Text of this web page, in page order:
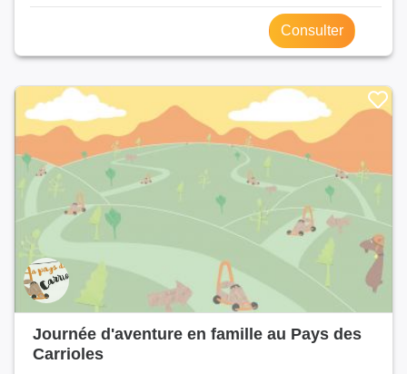
Consulter
Journée d'aventure en famille au Pays des
Carrioles